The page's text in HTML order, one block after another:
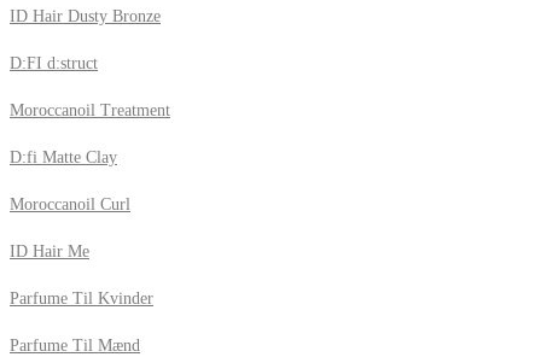
ID Hair Dusty Bronze
D:FI d:struct
Moroccanoil Treatment
D:fi Matte Clay
Moroccanoil Curl
ID Hair Me
Parfume Til Kvinder
Parfume Til Mænd